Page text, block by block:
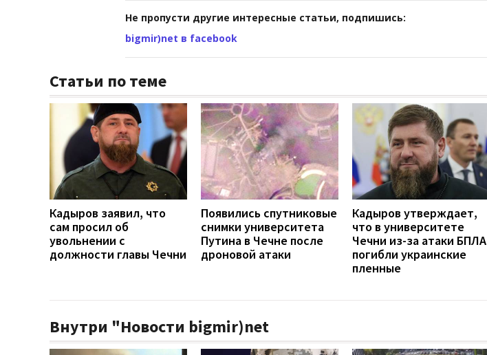
Не пропусти другие интересные статьи, подпишись:
bigmir)net в facebook
Статьи по теме
Кадыров заявил, что
сам просил об
увольнении с
должности главы Чечни
Появились спутниковые
снимки университета
Путина в Чечне после
дроновой атаки
Кадыров утверждает,
что в университете
Чечни из-за атаки БПЛА
погибли украинские
пленные
Внутри "Новости bigmir)net